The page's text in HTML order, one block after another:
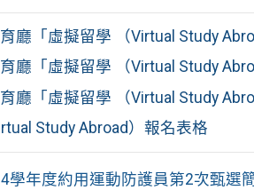
廳「虛擬留學 （Virtual Study
廳「虛擬留學 （Virtual Study
廳「虛擬留學 （Virtual Study
Study Abroad）報名表格
學年度約用運動防護員第2次甄選